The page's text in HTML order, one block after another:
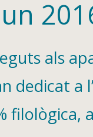
als
dedicat